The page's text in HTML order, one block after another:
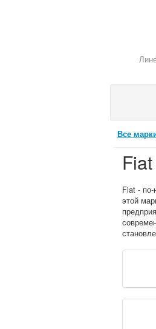
Все
Fiat -
этой